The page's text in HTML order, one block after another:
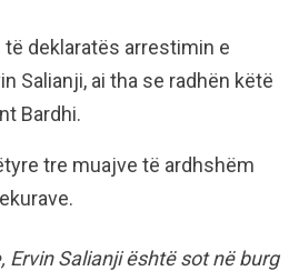
deklaratës arrestimin e
Salianji, ai tha se radhën këtë
Bardhi.
tre muajve të ardhshëm
Ervin Salianji është sot në burg